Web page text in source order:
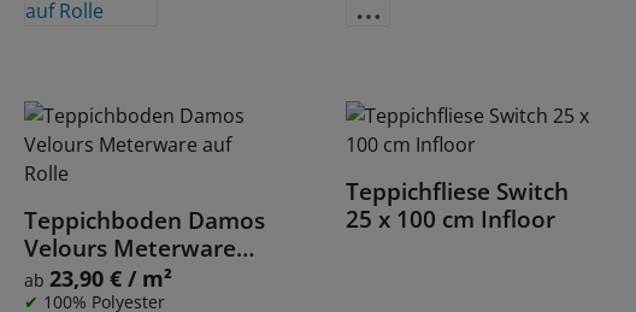
Details
Teppichboden Damos
Velours Meterware
auf Rolle
Regulärer Preis:
ab23,90 € / m²
100% Polyester
Details
Teppichfliese Switch
25 x 100 cm Infloor